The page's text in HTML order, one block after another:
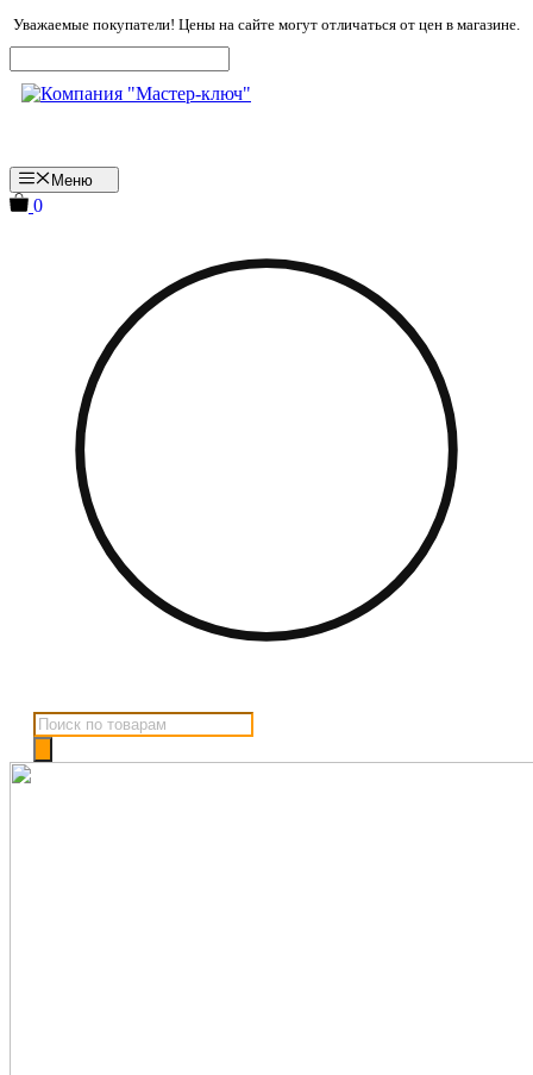
Перейти
к
содержимому
Уважаемые покупатели! Цены на сайте могут отличаться от цен в магазине.
Меню
0
Поиск
товаров